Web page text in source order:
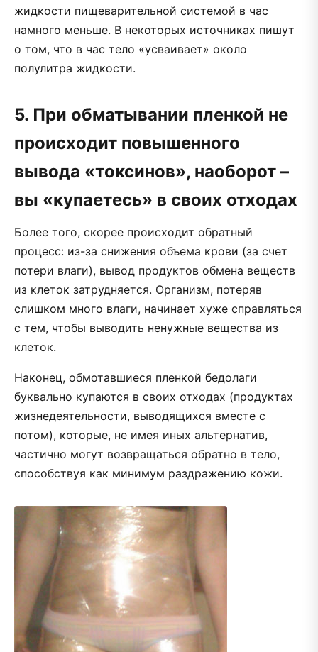
жидкости пищеварительной системой в час
намного меньше. В некоторых источниках пишут
о том, что в час тело «усваивает» около
полулитра жидкости.
5. При обматывании пленкой не
происходит повышенного
вывода «токсинов», наоборот –
вы «купаетесь» в своих отходах
Более того, скорее происходит обратный
процесс: из-за снижения объема крови (за счет
потери влаги), вывод продуктов обмена веществ
из клеток затрудняется. Организм, потеряв
слишком много влаги, начинает хуже справляться
с тем, чтобы выводить ненужные вещества из
клеток.
Наконец, обмотавшиеся пленкой бедолаги
буквально купаются в своих отходах (продуктах
жизнедеятельности, выводящихся вместе с
потом), которые, не имея иных альтернатив,
частично могут возвращаться обратно в тело,
способствуя как минимум раздражению кожи.